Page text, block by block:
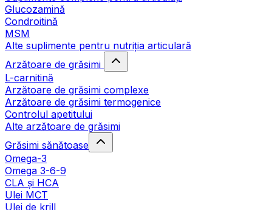
Glucozamină
Condroitină
MSM
Alte suplimente pentru nutriția articulară
Arzătoare de grăsimi
L-carnitină
Arzătoare de grăsimi complexe
Arzătoare de grăsimi termogenice
Controlul apetitului
Alte arzătoare de grăsimi
Grăsimi sănătoase
Omega-3
Omega 3-6-9
CLA şi HCA
Ulei MCT
Ulei de krill